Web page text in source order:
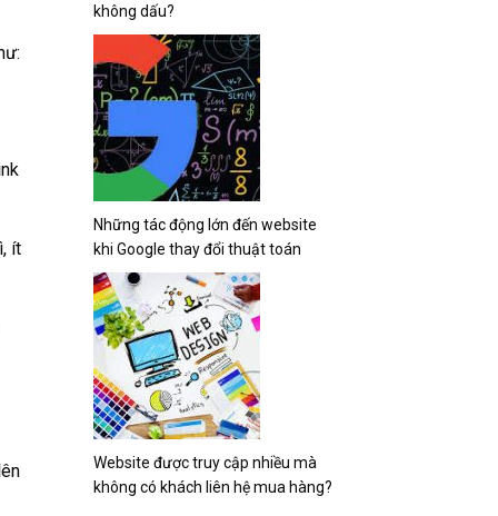
ít
không dấu?
Những tác động lớn đến website
khi Google thay đổi thuật toán
Website được truy cập nhiều mà
không có khách liên hệ mua hàng?